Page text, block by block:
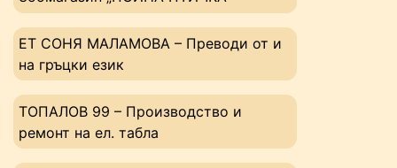
ЕТ СОНЯ МАЛАМОВА – Преводи от и
на гръцки език
ТОПАЛОВ 99 – Производство и
ремонт на ел. табла